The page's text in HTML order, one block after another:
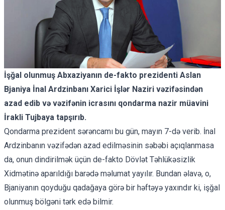
İşğal olunmuş Abxaziyanın de-fakto prezidenti Aslan
Bjaniya İnal Ardzinbanı Xarici İşlər Naziri vəzifəsindən
azad edib və vəzifənin icrasını qondarma nazir müavini
İrakli Tujbaya tapşırıb.
Qondarma prezident sərəncamı bu gün, mayın 7-də verib. İnal
Ardzinbanın vəzifədən azad edilməsinin səbəbi açıqlanmasa
da, onun dindirilmək üçün de-fakto Dövlət Təhlükəsizlik
Xidmətinə aparıldığı barədə məlumat yayılır. Bundan əlavə, o,
Bjaniyanın qoyduğu qadağaya görə bir həftəyə yaxındır ki, işğal
olunmuş bölgəni tərk edə bilmir.